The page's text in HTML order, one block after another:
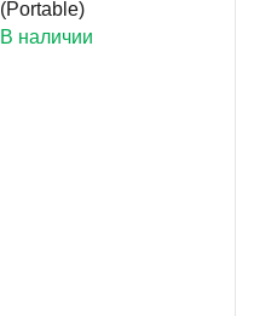
(Portable)
В наличии